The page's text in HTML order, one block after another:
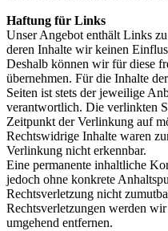
Haftung für Links
Unser Angebot enthält Links
deren Inhalte wir keinen
Deshalb können wir für diese
übernehmen. Für die Inhalte
Seiten ist stets der jeweilige
verantwortlich. Die verlinkten
Zeitpunkt der Verlinkung auf
Rechtswidrige Inhalte waren
Verlinkung nicht erkennbar.
Eine permanente inhaltliche
jedoch ohne konkrete
Rechtsverletzung nicht
Rechtsverletzungen werden
umgehend entfernen.